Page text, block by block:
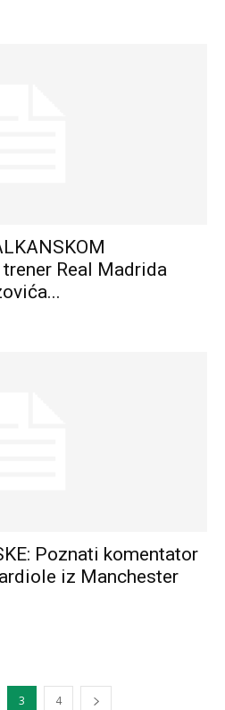
trener Real Madrida
Poznati komentator
iz Manchester
3 4